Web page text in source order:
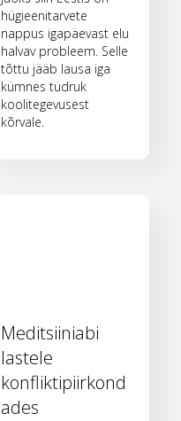
hügieenitarvete
nappus igapäevast elu
halvav probleem. Selle
tõttu jääb lausa iga
kümnes tüdruk
koolitegevusest
kõrvale.
Meditsiiniabi
lastele
konfliktipiirkond
ades